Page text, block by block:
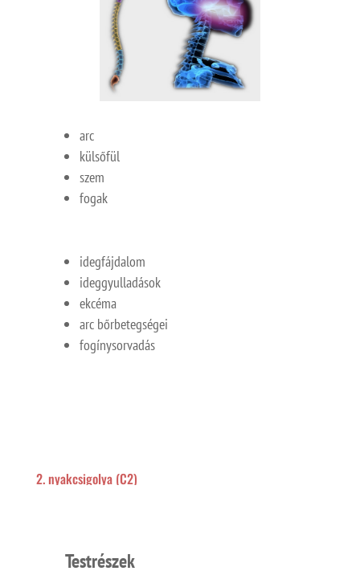
arc
külsőfül
szem
fogak
idegfájdalom
ideggyulladások
ekcéma
arc bőrbetegségei
fogínysorvadás
2. nyakcsigolya (C2)
Testrészek